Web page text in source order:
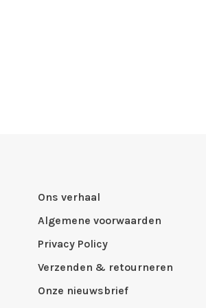
Ons verhaal
Algemene voorwaarden
Privacy Policy
Verzenden & retourneren
Onze nieuwsbrief